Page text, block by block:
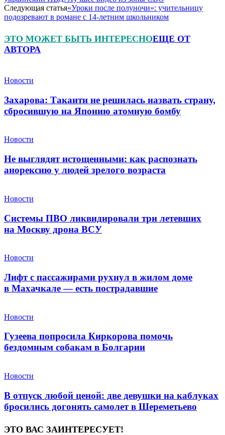
Следующая статья«Уроки после полуночи»: учительницу
подозревают в романе с 14‑летним школьником
ЭТО МОЖЕТ БЫТЬ ИНТЕРЕСНОЕЩЕ ОТ
АВТОРА
Новости
Захарова: Такаити не решилась назвать страну,
сбросившую на Японию атомную бомбу
Новости
Не выглядят истощенными: как распознать
анорексию у людей зрелого возраста
Новости
Системы ПВО ликвидировали три летевших
на Москву дрона ВСУ
Новости
Лифт с пассажирами рухнул в жилом доме
в Махачкале — есть пострадавшие
Новости
Гузеева попросила Киркорова помочь
бездомным собакам в Болгарии
Новости
В отпуск любой ценой: две девушки на каблуках
бросились догонять самолет в Шереметьево
ЭТО ВАС ЗАИНТЕРЕСУЕТ!